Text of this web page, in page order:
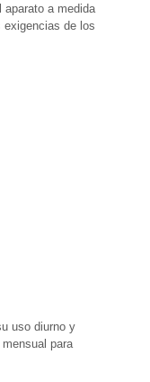
a medida
de los
uso diurno y
para